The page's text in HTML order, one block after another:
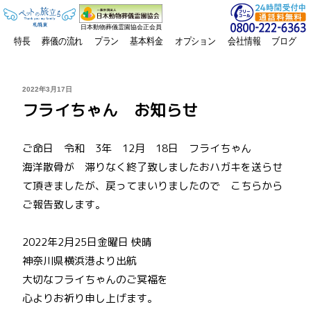
日本動物葬儀霊園協会正会員
特長 葬儀の流れ プラン 基本料金 オプション 会社情報 ブログ
投
日:
2022年3月17日
フライちゃん お知らせ
ご命日 令和 3年 12月 18日 フライちゃん
海洋散骨が 滞りなく終了致しましたおハガキを送らせ
て頂きましたが、戻ってまいりましたので こちらから
ご報告致します。
2022年2月25日金曜日 快晴
神奈川県横浜港より出航
大切なフライちゃんのご冥福を
心よりお祈り申し上げます。